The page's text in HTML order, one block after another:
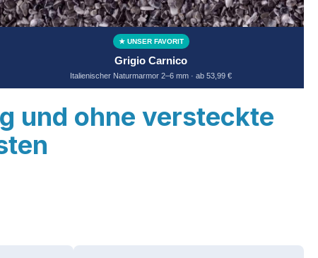
★ UNSER FAVORIT
Grigio Carnico
Italienischer Naturmarmor 2–6 mm · ab 53,99 €
und ohne versteckte